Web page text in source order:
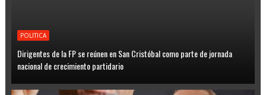
POLITICA
Dirigentes de la FP se reúnen en San Cristóbal como parte de jornada
nacional de crecimiento partidario